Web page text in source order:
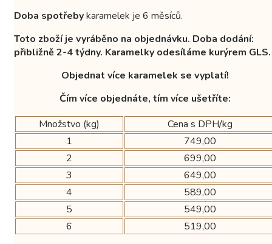
Doba spotřebykaramelek je 6 měsíců.
Toto zboží je vyráběno na objednávku. Doba dodání:
přibližně 2-4 týdny. Karamelky odesíláme kurýrem GLS.
Objednat více karamelek se vyplatí!
Čím více objednáte, tím více ušetříte:
Množstvo (kg)
Cena s DPH/kg
1
749,00
2
699,00
3
649,00
4
589,00
5
549,00
6
519,00